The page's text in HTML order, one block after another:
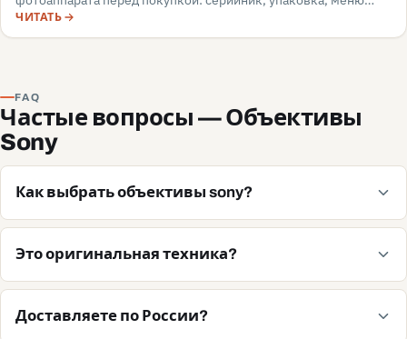
камеры, маркировка, документы — и какие красные флаги
говорят о подделке или сером импорте.
ЧИТАТЬ
FAQ
Частые вопросы — Объективы
Sony
Как выбрать объективы sony?
Это оригинальная техника?
Доставляете по России?